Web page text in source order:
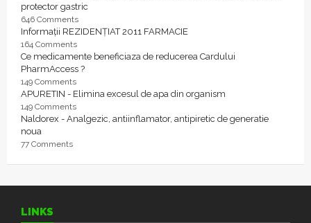
protector gastric
646 Comments
Informații REZIDENȚIAT 2011 FARMACIE
164 Comments
Ce medicamente beneficiaza de reducerea Cardului
PharmAccess ?
149 Comments
APURETIN - Elimina excesul de apa din organism
149 Comments
Naldorex - Analgezic, antiinflamator, antipiretic de generatie
noua
77 Comments
LINKS